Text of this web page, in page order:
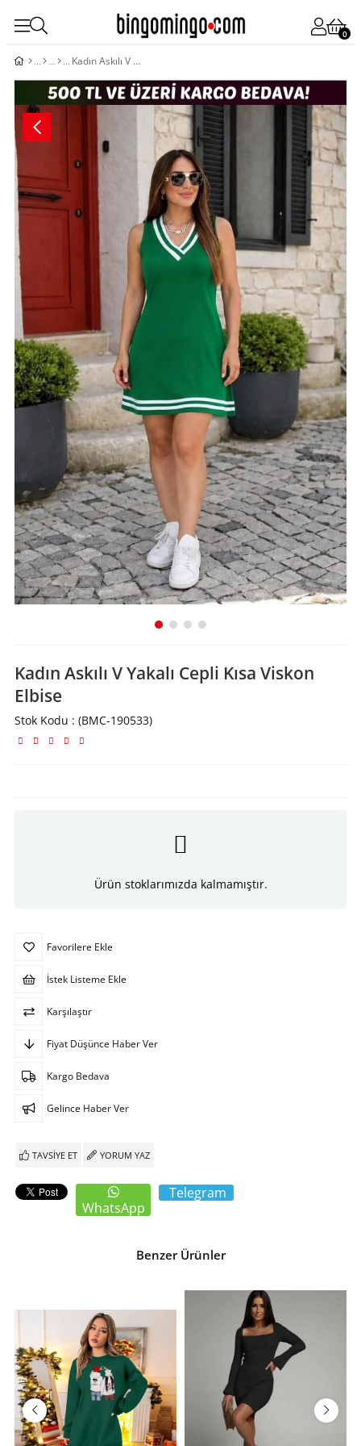
0
Kadın Askılı V Yakalı Cepli Kısa Viskon Elbise
Kadın Askılı V Yakalı Cepli Kısa Viskon
Elbise
Stok Kodu (BMC-190533)
Ürün stoklarımızda kalmamıştır.
Favorilere Ekle
İstek Listeme Ekle
Karşılaştır
Fiyat Düşünce Haber Ver
Kargo Bedava
Gelince Haber Ver
TAVSIYE ET YORUM YAZ
WhatsApp
Telegram
Benzer Ürünler